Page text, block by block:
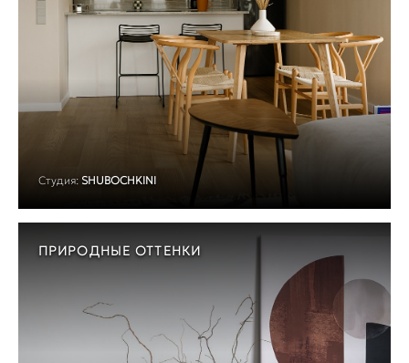
Студия: SHUBOCHKINI
ПРИРОДНЫЕ ОТТЕНКИ